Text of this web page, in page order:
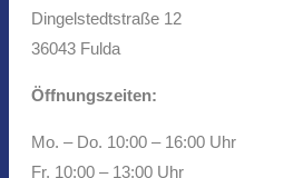
Dingelstedtstraße 12
36043 Fulda
Öffnungszeiten:
Mo. – Do. 10:00 – 16:00 Uhr
Fr. 10:00 – 13:00 Uhr